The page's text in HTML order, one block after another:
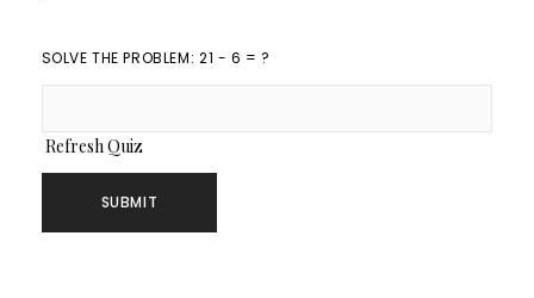
SOLVE THE PROBLEM: 21 - 6 = ?
Refresh Quiz